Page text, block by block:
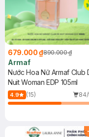
679.000 ₫890.000 ₫
Armaf
Nước Hoa Nữ Armaf Club
Nuit Woman EDP 105ml
4.9 (15)
-